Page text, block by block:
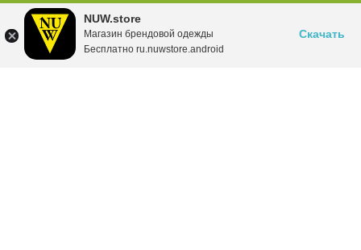
NUW.store
Магазин брендовой одежды
Бесплатно ru.nuwstore.android
Скачать